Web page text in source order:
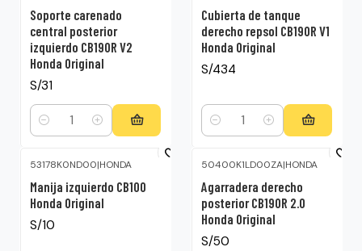
Soporte carenado
central posterior
izquierdo CB190R V2
Honda Original
S/31
Cantidad
Cubierta de tanque
derecho repsol CB190R V1
Honda Original
S/434
Cantidad
53178K0ND00|HONDA
Manija izquierdo CB100
Honda Original
S/10
50400K1LD00ZA|HONDA
Agarradera derecho
posterior CB190R 2.0
Honda Original
S/50